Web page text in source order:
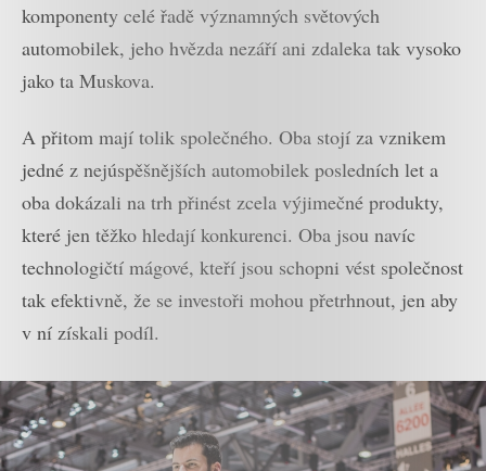
komponenty celé řadě významných světových
automobilek, jeho hvězda nezáří ani zdaleka tak vysoko
jako ta Muskova.
A přitom mají tolik společného. Oba stojí za vznikem
jedné z nejúspěšnějších automobilek posledních let a
oba dokázali na trh přinést zcela výjimečné produkty,
které jen těžko hledají konkurenci. Oba jsou navíc
technologičtí mágové, kteří jsou schopni vést společnost
tak efektivně, že se investoři mohou přetrhnout, jen aby
v ní získali podíl.